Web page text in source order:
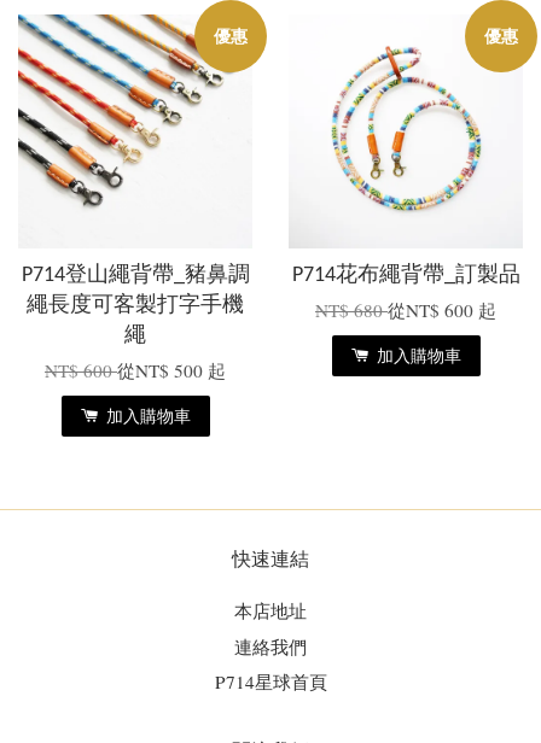
優惠
P714登山繩背帶_豬鼻調
繩長度可客製打字手機
繩
NT$ 600從NT$ 500 起
加入購物車
優惠
P714花布繩背帶_訂製品
NT$ 680從NT$ 600 起
加入購物車
快速連結
本店地址
連絡我們
P714星球首頁